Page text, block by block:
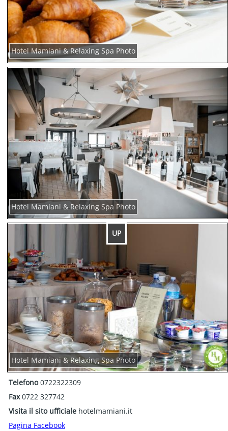
UP
Hotel Mamiani & Relaxing Spa Photo
Hotel Mamiani & Relaxing Spa Photo
Hotel Mamiani & Relaxing Spa Photo
Telefono0722322309
Fax0722 327742
Visita il sito ufficiale hotelmamiani.it
Pagina Facebook